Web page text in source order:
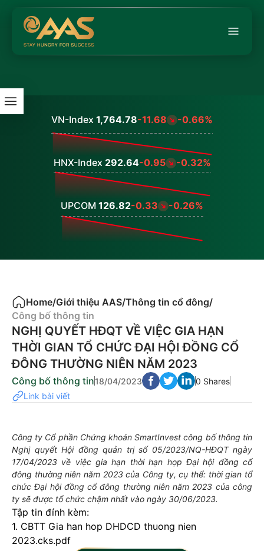
VN-Index 1,764.78-11.68 -0.66%
HNX-Index 292.64-0.95 -0.32%
UPCOM 126.82-0.33 -0.26%
chính
Home/Giới thiệu AAS/Thông tin cổ đông/
Công bố thông tin
NGHỊ QUYẾT HĐQT VỀ VIỆC GIA HẠN
THỜI GIAN TỔ CHỨC ĐẠI HỘI ĐỒNG CỔ
ĐÔNG THƯỜNG NIÊN NĂM 2023
Công bố thông tin18/04/2023
0 Shares
Link bài viết
Công ty Cổ phần Chứng khoán SmartInvest công bố thông tin
Nghị quyết Hội đồng quản trị số 05/2023/NQ-HĐQT ngày
17/04/2023 về việc gia hạn thời hạn họp Đại hội đồng cổ
đông thường niên năm 2023 của Công ty, cụ thể: thời gian tổ
chức Đại hội đồng cổ đông thường niên năm 2023 của công
ty sẽ được tổ chức chậm nhất vào ngày 30/06/2023.
Tập tin đính kèm:
1. CBTT Gia han hop DHDCD thuong nien
2023.cks.pdf